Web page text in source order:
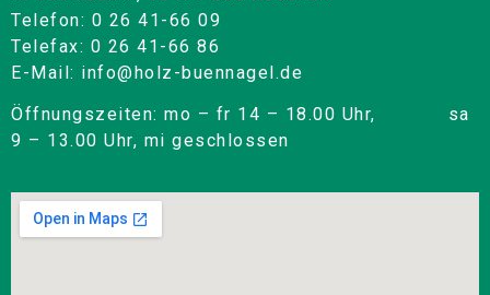
Telefon: 0 26 41-66 09
Telefax: 0 26 41-66 86
E-Mail: info@holz-buennagel.de
Öffnungszeiten: mo – fr 14 – 18.00 Uhr, sa
9 – 13.00 Uhr, mi geschlossen